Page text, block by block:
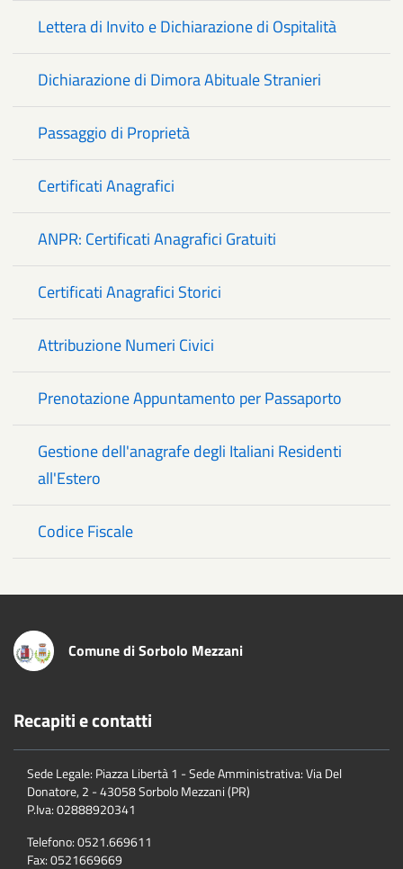
Lettera di Invito e Dichiarazione di Ospitalità
Dichiarazione di Dimora Abituale Stranieri
Passaggio di Proprietà
Certificati Anagrafici
ANPR: Certificati Anagrafici Gratuiti
Certificati Anagrafici Storici
Attribuzione Numeri Civici
Prenotazione Appuntamento per Passaporto
Gestione dell'anagrafe degli Italiani Residenti
all'Estero
Codice Fiscale
Comune di Sorbolo Mezzani
Recapiti e contatti
Sede Legale: Piazza Libertà 1 - Sede Amministrativa: Via Del
Donatore, 2 - 43058 Sorbolo Mezzani (PR)
P.Iva:02888920341
Telefono:0521.669611
Fax:0521669669